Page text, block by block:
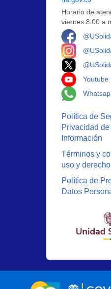
Horario de
viernes 8:00
Youtube
Política de
Privacidad de
Información
Términos y
uso y
Política de
Datos